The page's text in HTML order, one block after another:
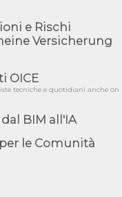
approvata oggi la
responsabilità
al Bando tipo
Confindustria
Città metropolitana
Regionale della
e Rischi
Versicherung
OICE
tecniche e quotidiani anche on
BIM all'IA
le Comunità